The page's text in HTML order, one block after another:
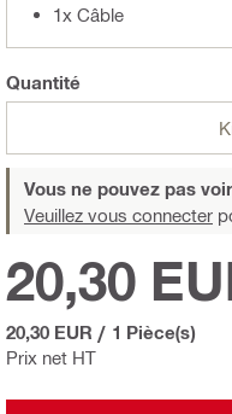
1x Câble
Quantité
Vous ne pouvez pas
Veuillez vous connecter
Prix net HT
20,30
20,30 EUR / 1 Pièce(s)